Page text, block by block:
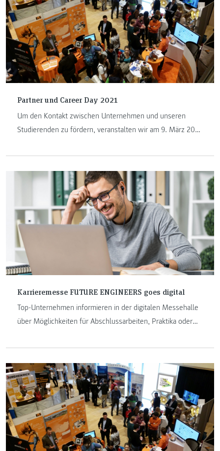
Partner und Career Day 2021
Um den Kontakt zwischen Unternehmen und unseren
Studierenden zu fördern, veranstalten wir am 9. März 2021
Karrieremesse FUTURE ENGINEERS goes digital
Top-Unternehmen informieren in der digitalen Messehalle
über Möglichkeiten für Abschlussarbeiten, Praktika oder